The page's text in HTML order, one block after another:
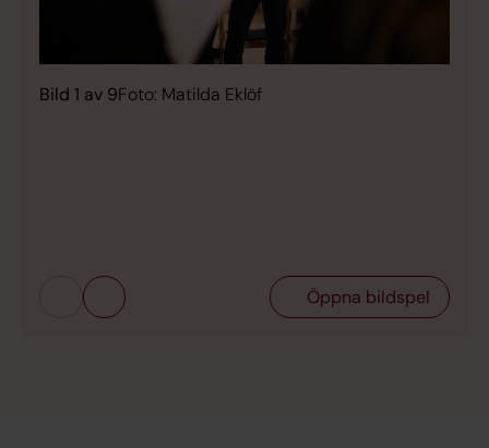
Bild 1 av 9Foto: Matilda Eklöf
Öppna bildspel